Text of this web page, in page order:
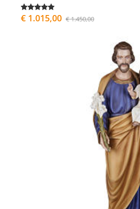
€ 1.015,00 € 1.450,00